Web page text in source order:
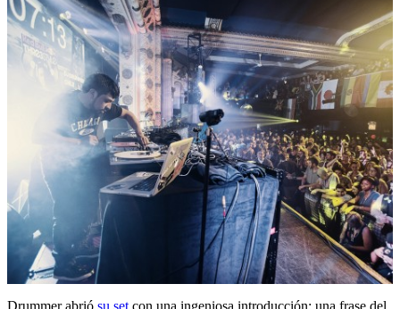
Drummer abrió su set con una ingeniosa introducción: una frase del